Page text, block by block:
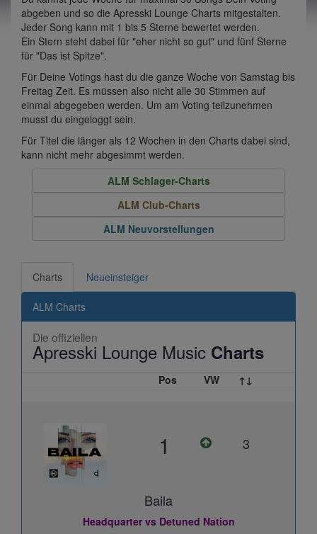
abgeben und so die Apresski Lounge Charts mitgestalten.
Jeder Song kann mit 1 bis 5 Sterne bewertet werden.
Ein Stern steht dabei für "eher nicht so gut" und fünf Sterne
für "Das ist Spitze".
Für Deine Votings hast du die ganze Woche von Samstag bis
Freitag Zeit. Es müssen also nicht alle 30 Stimmen auf
einmal abgegeben werden. Um am Voting teilzunehmen
musst du eingeloggt sein.
Für Titel die länger als 12 Wochen in den Charts dabei sind,
kann nicht mehr abgesimmt werden.
ALM Schlager-Charts
ALM Club-Charts
ALM Neuvorstellungen
Charts Neueinsteiger
ALM Charts
Die offiziellen
Apresski Lounge Music Charts
Pos VW ↑↓
1 3
Baila
Headquarter vs Detuned Nation